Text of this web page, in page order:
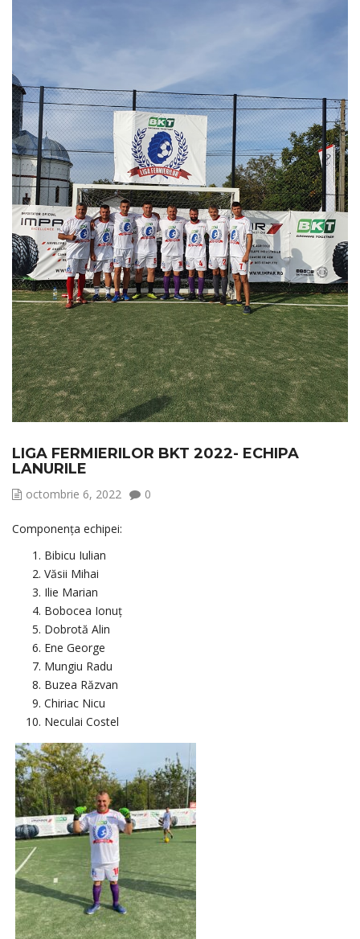
LIGA FERMIERILOR BKT 2022- ECHIPA
LANURILE
octombrie 6, 2022 0
Componența echipei:
Bibicu Iulian
Văsii Mihai
Ilie Marian
Bobocea Ionuț
Dobrotă Alin
Ene George
Mungiu Radu
Buzea Răzvan
Chiriac Nicu
Neculai Costel